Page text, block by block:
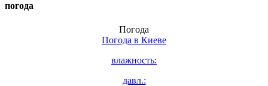
погода
Погода
Погода в Киеве
влажность:
давл.: